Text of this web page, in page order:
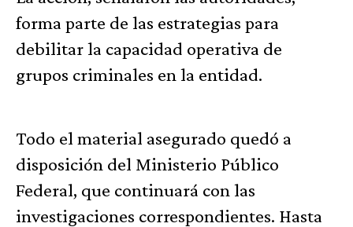
forma parte de las estrategias para
debilitar la capacidad operativa de
grupos criminales en la entidad.
Todo el material asegurado quedó a
disposición del Ministerio Público
Federal, que continuará con las
investigaciones correspondientes. Hasta